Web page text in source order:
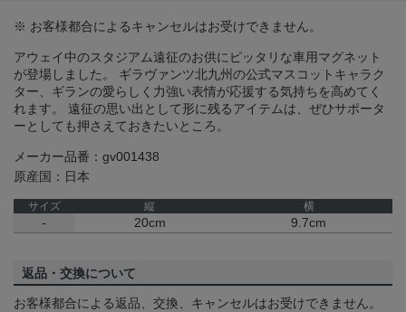
※ お客様都合によるキャンセルはお受けできません。
アウェイ中のスタジアム遠征のお供にピッタリな車用マグネット
が登場しました。 ギラヴァンツ北九州の公式マスコットキャラク
ター、ギランの愛らしく力強い表情が応援する気持ちを高めてく
れます。 遠征の思い出として形に残るアイテムは、ぜひサポータ
ーとしても押さえておきたいところ。
メーカー品番：gv001438
原産国：日本
サイズ 縦 横
- 20cm 9.7cm
返品・交換について
お客様都合による返品、交換、キャンセルはお受けできません。